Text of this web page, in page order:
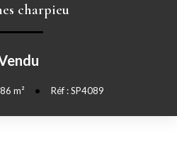
en vente
immobilière
LOUER
charpieu
86 m² • Réf : SP4089